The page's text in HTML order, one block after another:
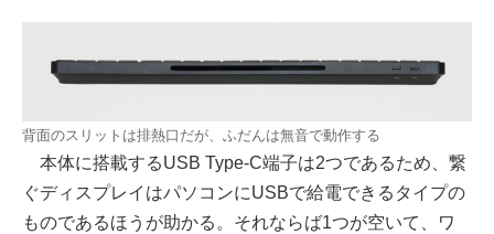
背面のスリットは排熱口だが、ふだんは無音で動作する
本体に搭載するUSB Type-C端子は2つであるため、繋
ぐディスプレイはパソコンにUSBで給電できるタイプの
ものであるほうが助かる。それならば1つが空いて、ワ